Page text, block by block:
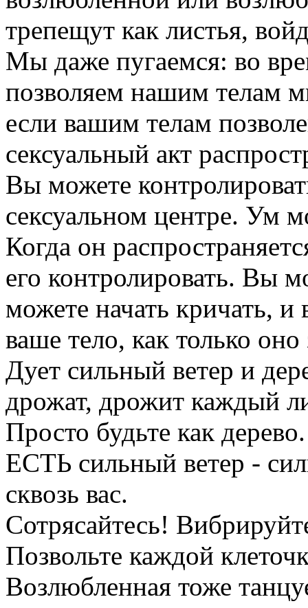
трепещут как листья,
Мы даже пугаемся: во
позволяем нашим телам
если вашим телам
сексуальный акт
Вы можете
сексуальном центре. Ум
Когда он
его контролировать. Вы
можете начать кричать,
ваше тело, как только оно
Дует сильный ветер и
дрожат, дрожит каждый
Просто будьте как
ЕСТЬ сильный ветер -
сквозь вас.
Сотрясайтесь!
Позвольте каждой
Возлюбленная тоже